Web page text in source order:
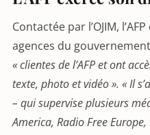
Contactée par l’OJIM,
agences du
« clientes de l’AFP et ont
texte, photo et vidéo ». « Il
– qui supervise plusieurs
America, Radio Free